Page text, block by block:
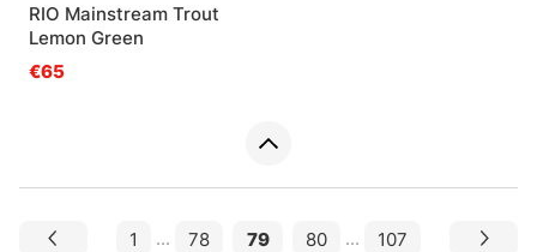
RIO Mainstream Trout
Lemon Green
€65
1 ... 78 79 80 ... 107